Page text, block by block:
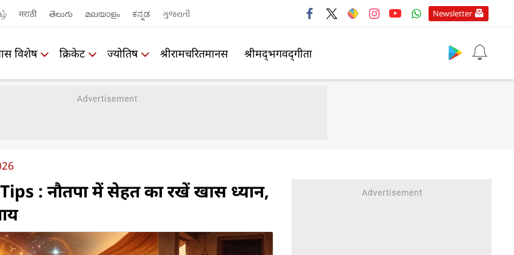
मराठी తెలుగు മലയാളം ಕನ್ನಡ ગુજરાતી Newsletter
विशेष क्रिकेट ज्योतिष श्रीरामचरितमानस श्रीमद्‍भगवद्‍गीता
: नौतपा में सेहत का रखें खास ध्यान,